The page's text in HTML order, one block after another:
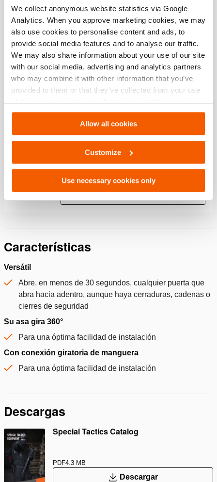
We collect anonymous website statistics via Google
Analytics. When you approve marketing cookies, we may
also use cookies to personalise content and ads, to
provide social media features and to analyse our traffic.
We may also share information about your use of our site
with our social media, advertising and analytics partners
who may combine it with other information that you’ve
provided to them or that they’ve collected from your use
of their services. You can change your preferences via
Settings. See ourcookiestatement.
Allow all cookies
Customize
Use necessary cookies only
Especificaciones básicas
modelo HDO 100 - conjunto
presión máxima de trabajo 720 / 72 (bar/Mpa)
Rendimiento
Dimensiones, peso y temperatura
Technical Drawing
Suitcase
JPG142.9 KB
Características
Versátil
Abre, en menos de 30 segundos, cualquier puerta que
abra hacia adentro, aunque haya cerraduras, cadenas o
cierres de seguridad
Su asa gira 360°
Para una óptima facilidad de instalación
Con conexión giratoria de manguera
Para una óptima facilidad de instalación
Descargas
Special Tactics Catalog
PDF4.3 MB
Descargar